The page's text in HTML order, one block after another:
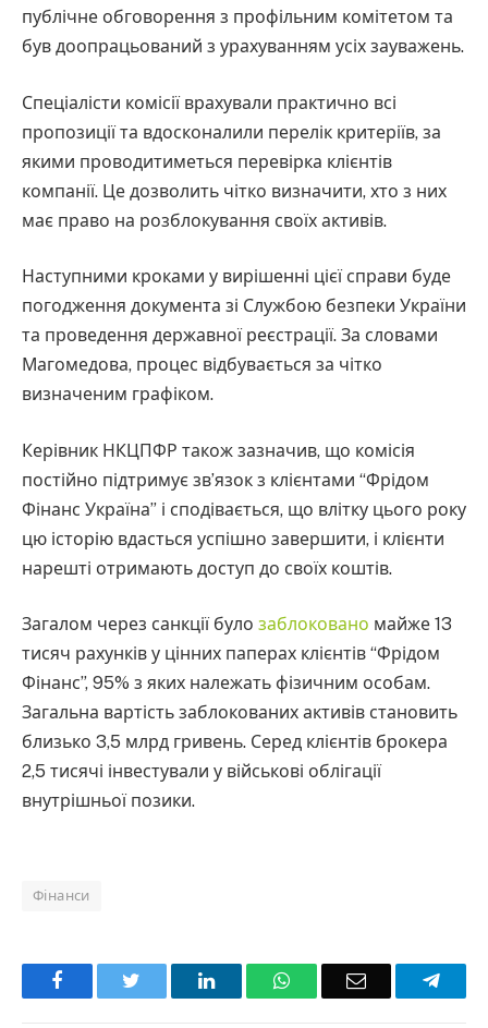
публічне обговорення з профільним комітетом та
був доопрацьований з урахуванням усіх зауважень.
Спеціалісти комісії врахували практично всі
пропозиції та вдосконалили перелік критеріїв, за
якими проводитиметься перевірка клієнтів
компанії. Це дозволить чітко визначити, хто з них
має право на розблокування своїх активів.
Наступними кроками у вирішенні цієї справи буде
погодження документа зі Службою безпеки України
та проведення державної реєстрації. За словами
Магомедова, процес відбувається за чітко
визначеним графіком.
Керівник НКЦПФР також зазначив, що комісія
постійно підтримує зв’язок з клієнтами “Фрідом
Фінанс Україна” і сподівається, що влітку цього року
цю історію вдасться успішно завершити, і клієнти
нарешті отримають доступ до своїх коштів.
Загалом через санкції було заблоковано майже 13
тисяч рахунків у цінних паперах клієнтів “Фрідом
Фінанс”, 95% з яких належать фізичним особам.
Загальна вартість заблокованих активів становить
близько 3,5 млрд гривень. Серед клієнтів брокера
2,5 тисячі інвестували у військові облігації
внутрішньої позики.
Фінанси
Facebook LinkedInWhatsAppEmail